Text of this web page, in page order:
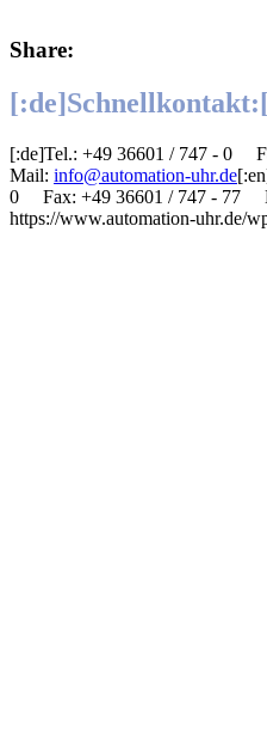
Share:
[:de]Tel.: +49 36601 / 747 - 0
Mail: info@automation-uhr.de
0 Fax: +49 36601 / 747 - 77
https://www.automation-uhr.de/